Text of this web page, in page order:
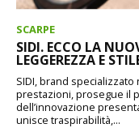
SCARPE
SIDI. ECCO LA
LEGGEREZZA E
SIDI, brand
prestazioni, prosegue il
dell’innovazione
unisce traspirabilità,...